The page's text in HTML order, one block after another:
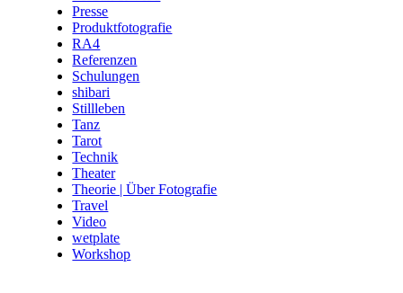
Presse
Produktfotografie
RA4
Referenzen
Schulungen
shibari
Stillleben
Tanz
Tarot
Technik
Theater
Theorie | Über Fotografie
Travel
Video
wetplate
Workshop